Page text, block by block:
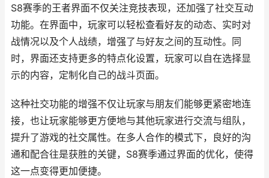
S8赛季的王者界面不仅关注竞技表现，还加强了社交互动
功能。在界面中，玩家可以轻松查看好友的动态、实时对
战情况以及个人战绩，增强了与好友之间的互动性。同
时，界面还支持更多的特点化设置，玩家可以自在选择显
示的内容，定制化自己的战斗页面。
这种社交功能的增强不仅让玩家与朋友们能够更紧密地连
接，也让玩家能够更方便地与其他玩家进行交流与组队，
提升了游戏的社交属性。在多人合作的模式下，良好的沟
通和配合往是获胜的关键，S8赛季通过界面的优化，使得
这一点变得更加便捷。